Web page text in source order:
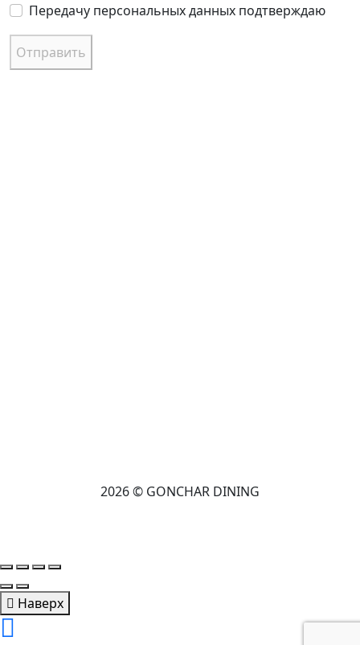
Передачу персональных данных подтверждаю
Отправить
2026 © GONCHAR DINING
Наверх